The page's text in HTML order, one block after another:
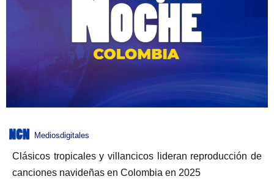
Mediosdigitales
Clásicos tropicales y villancicos lideran reproducción de
canciones navideñas en Colombia en 2025